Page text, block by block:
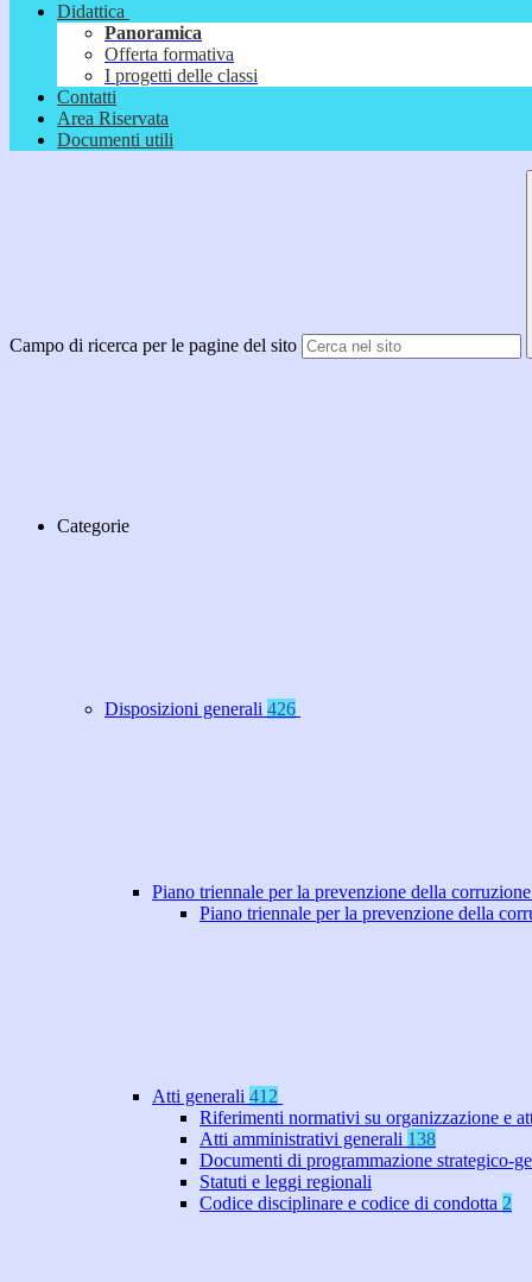
Didattica
Panoramica
Offerta formativa
I progetti delle classi
Contatti
Area Riservata
Documenti utili
Campo di ricerca per le pagine del sito
Categorie
Disposizioni generali 426
Piano triennale per la prevenzione della
Piano triennale per la prevenzione della
Atti generali 412
Riferimenti normativi su organizzazione e
Atti amministrativi generali 138
Documenti di programmazione strategico-
Statuti e leggi regionali
Codice disciplinare e codice di condotta 2